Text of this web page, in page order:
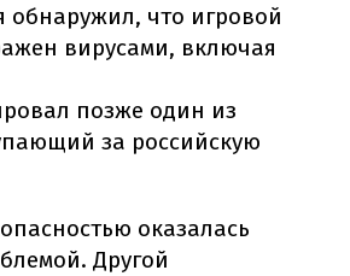
обнаружил, что игровой
вирусами, включая
позже один из
за российскую
оказалась
Другой